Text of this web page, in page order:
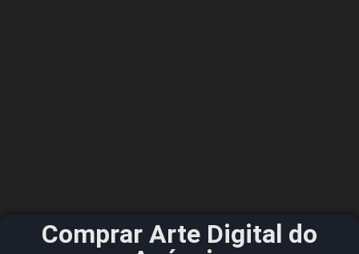
Comprar Arte Digital do